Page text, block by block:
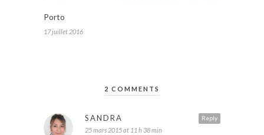
Porto
17 juillet 2016
2 COMMENTS
Reply
SANDRA
25 mars 2015 at 11 h 38 min